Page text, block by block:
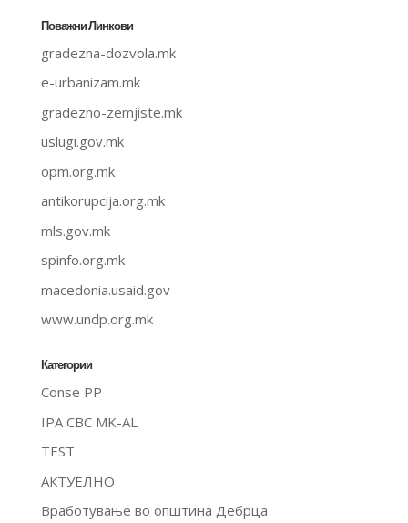
Поважни Линкови
gradezna-dozvola.mk
e-urbanizam.mk
gradezno-zemjiste.mk
uslugi.gov.mk
opm.org.mk
antikorupcija.org.mk
mls.gov.mk
spinfo.org.mk
macedonia.usaid.gov
www.undp.org.mk
Категории
Conse PP
IPA CBC MK-AL
TEST
АКТУЕЛНО
Вработување во општина Дебрца